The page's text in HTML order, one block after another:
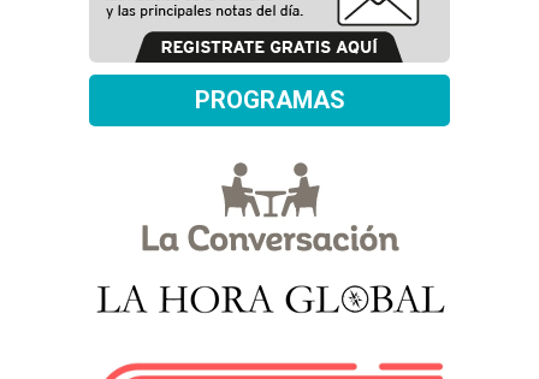
PROGRAMAS